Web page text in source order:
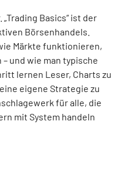
Basics“ ist der
Börsenhandels.
Märkte funktionieren,
und wie man typische
lernen Leser, Charts zu
eigene Strategie zu
für alle, die
mit System handeln